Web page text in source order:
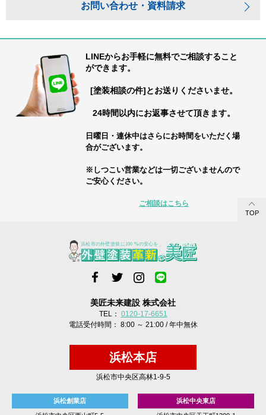
お問い合わせ・資料請求
LINEからお手軽に無料でご相談すること
ができます。
[塗装相談の件]とお送りくださいませ。
24時間以内にお返事させて頂きます。
日曜日・連休中はさらにお時間をいただく場
合がございます。
※しつこい営業などは一切ございませんので
ご安心ください。
ご相談はこちら
TOP
美匠未来建設 株式会社
TEL： 0120-17-6651
電話受付時間： 8:00 ～ 21:00 / 年中無休
浜松本店
浜松市中央区高林1-9-5
浜松創業店 浜松中央東店